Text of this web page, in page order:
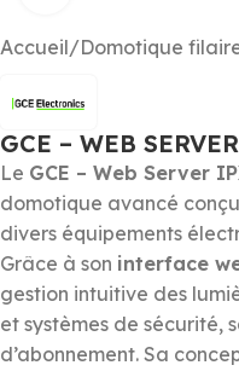
Accueil/Domotique
GCE – WEB
Le GCE – Web Server
domotique avancé
divers équipements
Grâce à son interface
gestion intuitive des
et systèmes de sécurité,
d’abonnement. Sa